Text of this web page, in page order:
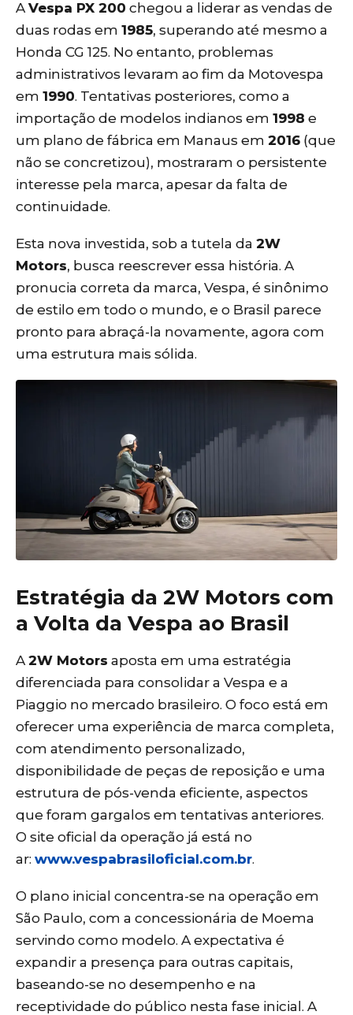
A Vespa PX 200 chegou a liderar as vendas de
duas rodas em 1985, superando até mesmo a
Honda CG 125. No entanto, problemas
administrativos levaram ao fim da Motovespa
em 1990. Tentativas posteriores, como a
importação de modelos indianos em 1998 e
um plano de fábrica em Manaus em 2016 (que
não se concretizou), mostraram o persistente
interesse pela marca, apesar da falta de
continuidade.
Esta nova investida, sob a tutela da 2W
Motors, busca reescrever essa história. A
pronucia correta da marca, Vespa, é sinônimo
de estilo em todo o mundo, e o Brasil parece
pronto para abraçá-la novamente, agora com
uma estrutura mais sólida.
Estratégia da 2W Motors com
a Volta da Vespa ao Brasil
A 2W Motors aposta em uma estratégia
diferenciada para consolidar a Vespa e a
Piaggio no mercado brasileiro. O foco está em
oferecer uma experiência de marca completa,
com atendimento personalizado,
disponibilidade de peças de reposição e uma
estrutura de pós-venda eficiente, aspectos
que foram gargalos em tentativas anteriores.
O site oficial da operação já está no
ar: www.vespabrasiloficial.com.br.
O plano inicial concentra-se na operação em
São Paulo, com a concessionária de Moema
servindo como modelo. A expectativa é
expandir a presença para outras capitais,
baseando-se no desempenho e na
receptividade do público nesta fase inicial. A